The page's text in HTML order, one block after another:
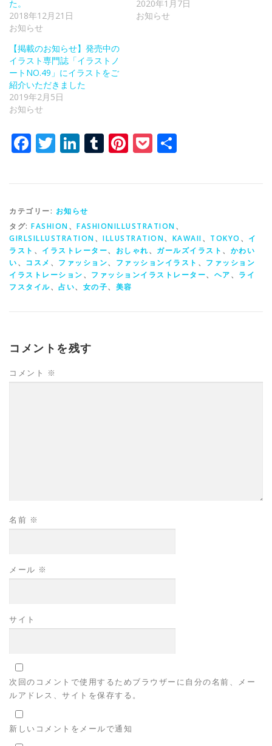
た。
2018年12月21日
お知らせ
2020年1月7日
お知らせ
【掲載のお知らせ】発売中の
イラスト専門誌「イラストノ
ートNO.49」にイラストをご
紹介いただきました
2019年2月5日
お知らせ
Facebook
Twitter
LinkedIn
Tumblr
Pinterest
Pocket
カテゴリー: お知らせ
タグ: FASHION、 FASHIONILLUSTRATION、
GIRLSILLUSTRATION、 ILLUSTRATION、 KAWAII、 TOKYO 、 イ
ラスト 、 イラストレーター、 おしゃれ、 ガールズイラスト 、 かわい
い、 コスメ 、 ファッション、 ファッションイラスト 、 ファッション
イラストレーション、 ファッションイラストレーター、 ヘア、 ライ
フスタイル、 占い、 女の子、 美容
コメントを残す
コメント ※
名前 ※
メール ※
サイト
次回のコメントで使用するためブラウザーに自分の名前、メー
ルアドレス、サイトを保存する。
新しいコメントをメールで通知